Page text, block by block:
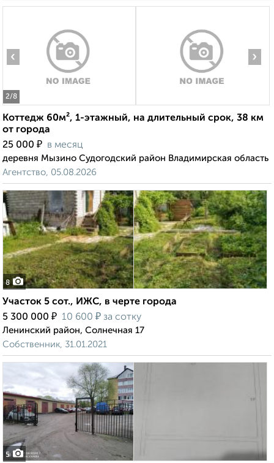
2/8
‹ ›
Коттедж 60м², 1-этажный, на длительный срок, 38 км
от города
25 000 ₽ в месяц
деревня Мызино Судогодский район Владимирская область
Агентство, 05.08.2026
8
Участок 5 сот., ИЖС, в черте города
5 300 000 ₽ 10 600 ₽ за сотку
Ленинский район, Солнечная 17
Собственник, 31.01.2021
5